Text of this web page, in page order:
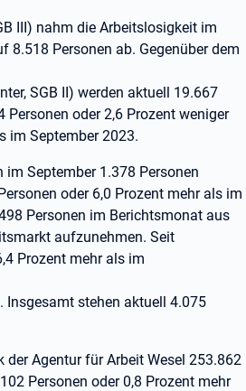
III) nahm die Arbeitslosigkeit im
8.518 Personen ab. Gegenüber dem
SGB II) werden aktuell 19.667
oder 2,6 Prozent weniger
im September 2023.
September 1.378 Personen
oder 6,0 Prozent mehr als im
Personen im Berichtsmonat aus
aufzunehmen. Seit
Prozent mehr als im
Insgesamt stehen aktuell 4.075
Agentur für Arbeit Wesel 253.862
Personen oder 0,8 Prozent mehr